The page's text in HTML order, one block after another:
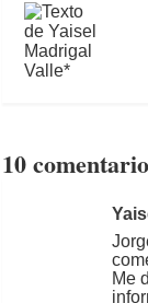
10
Me